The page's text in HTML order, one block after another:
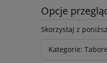
Opcje
Skorzystaj z
Kategorie: